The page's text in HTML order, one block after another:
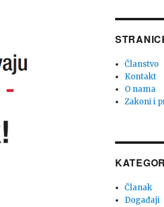
Članstvo
Kontakt
O nama
Zakoni i
Članak
Događaji